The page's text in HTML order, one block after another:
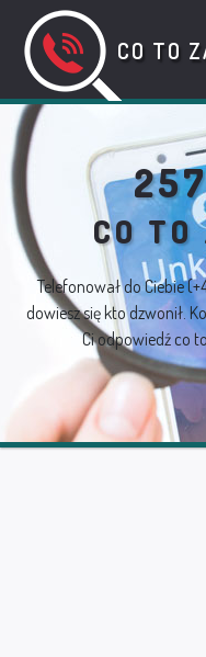
CO TO
CO
Telefonował do Ciebie
dowiesz się kto dzwonił.
Ci odpowiedź co